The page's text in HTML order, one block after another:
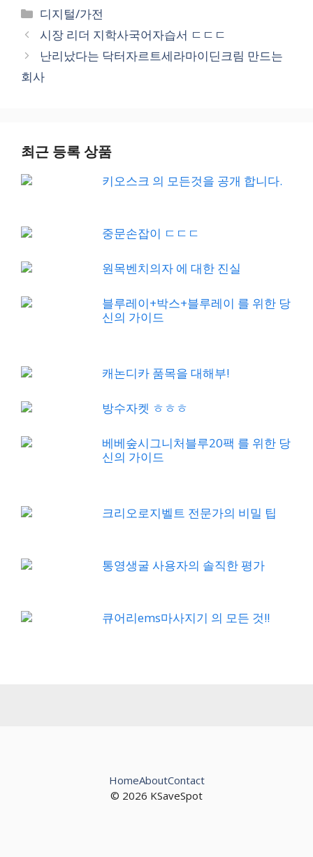
Categories
디지털/가전
시장 리더 지학사국어자습서 ㄷㄷㄷ
난리났다는 닥터자르트세라마이딘크림 만드는
회사
최근 등록 상품
키오스크 의 모든것을 공개 합니다.
중문손잡이 ㄷㄷㄷ
원목벤치의자 에 대한 진실
블루레이+박스+블루레이 를 위한 당
신의 가이드
캐논디카 품목을 대해부!
방수자켓 ㅎㅎㅎ
베베숲시그니처블루20팩 를 위한 당
신의 가이드
크리오로지벨트 전문가의 비밀 팁
통영생굴 사용자의 솔직한 평가
큐어리ems마사지기 의 모든 것!!
© 2026 KSaveSpot
HomeAboutContact